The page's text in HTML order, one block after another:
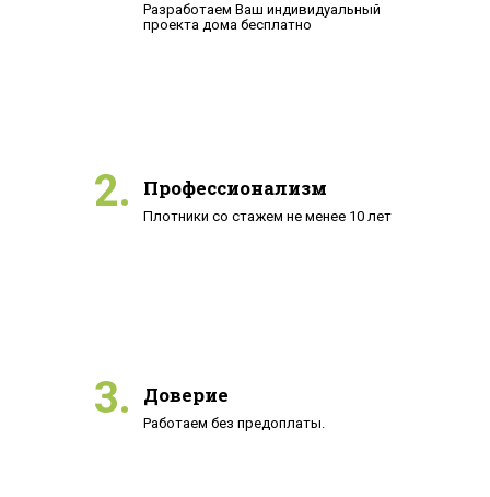
Разработаем Ваш индивидуальный
проекта дома бесплатно
2. Профессионализм
Плотники со стажем не менее 10 лет
3. Доверие
Работаем без предоплаты.